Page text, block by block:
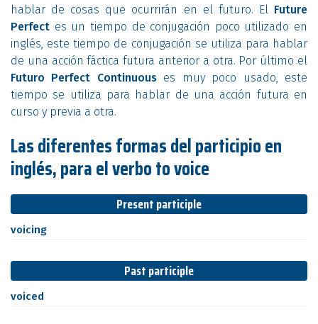
hablar de cosas que ocurrirán en el futuro. El Future
Perfect es un tiempo de conjugación poco utilizado en
inglés, este tiempo de conjugación se utiliza para hablar
de una acción fáctica futura anterior a otra. Por último el
Futuro Perfect Continuouses muy poco usado, este
tiempo se utiliza para hablar de una acción futura en
curso y previa a otra.
Las diferentes formas del participio en
inglés, para el verbo to voice
Present participle
voicing
Past participle
voiced